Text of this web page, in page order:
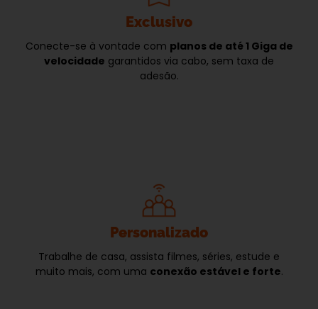
Exclusivo
Conecte-se à vontade com planos de até 1 Giga de
velocidade garantidos via cabo, sem taxa de
adesão.
Personalizado
Trabalhe de casa, assista filmes, séries, estude e
muito mais, com uma conexão estável e forte.